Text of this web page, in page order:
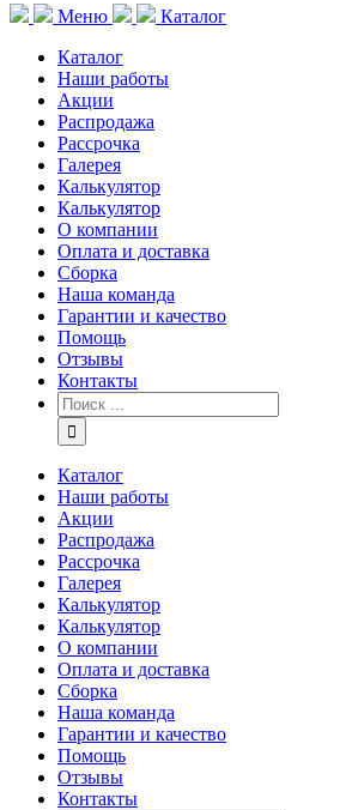
Меню
Каталог
Каталог
Наши работы
Акции
Распродажа
Рассрочка
Галерея
Калькулятор
Калькулятор
О компании
Оплата и доставка
Сборка
Наша команда
Гарантии и качество
Помощь
Отзывы
Контакты
Каталог
Наши работы
Акции
Распродажа
Рассрочка
Галерея
Калькулятор
Калькулятор
О компании
Оплата и доставка
Сборка
Наша команда
Гарантии и качество
Помощь
Отзывы
Контакты